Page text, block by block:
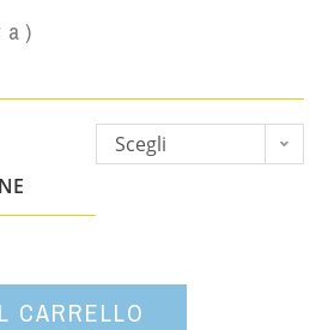
Scegli
CARRELLO